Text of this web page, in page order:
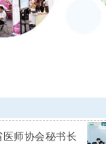
师协会秘书长